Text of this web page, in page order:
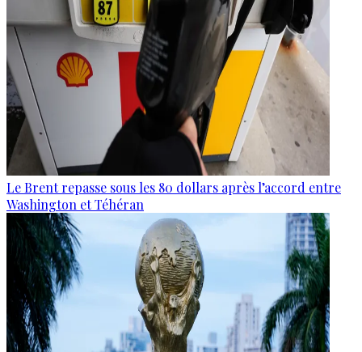
Le Brent repasse sous les 80 dollars après l’accord entre
Washington et Téhéran